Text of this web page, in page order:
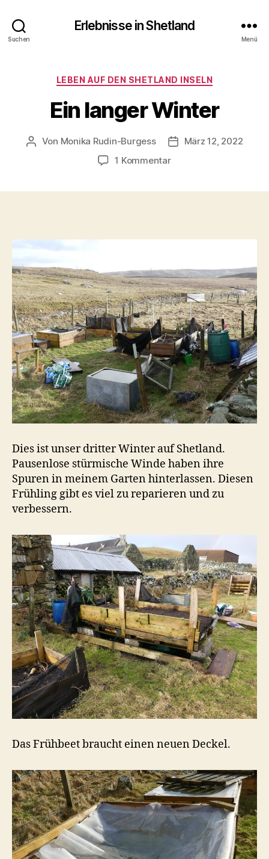
Suchen
Erlebnisse in Shetland
Menü
Kategorien
LEBEN AUF DEN SHETLAND INSELN
Ein langer Winter
Beitragsautor
Von Monika Rudin-Burgess Beitragsdatum
März 12, 2022
1 Kommentarzu
Dies ist unser dritter Winter auf Shetland.
Pausenlose stürmische Winde haben ihre
Spuren in meinem Garten hinterlassen. Diesen
Frühling gibt es viel zu reparieren und zu
verbessern.
Das Frühbeet braucht einen neuen Deckel.